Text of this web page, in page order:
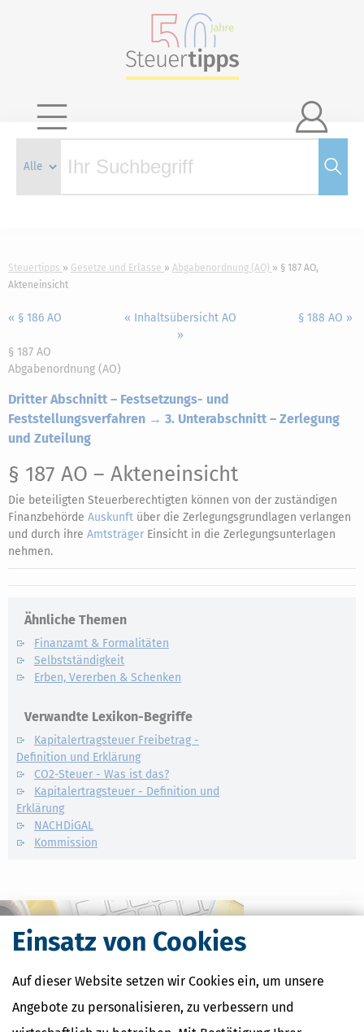
Einsatz von Cookies
Auf dieser Website setzen wir Cookies ein, um unsere
Angebote zu personalisieren, zu verbessern und

Steuertipps Gesetze und Erlasse Abgabenordnung (AO)
§ 187 AO,
Akteneinsicht
« § 186 AO
« Inhaltsübersicht AO
»
§ 188 AO »
§ 187 AO
Abgabenordnung (AO)
Dritter Abschnitt – Festsetzungs- und
Feststellungsverfahren → 3. Unterabschnitt – Zerlegung
und Zuteilung
§ 187 AO – Akteneinsicht
Die beteiligten Steuerberechtigten können von der zuständigen
Finanzbehörde Auskunft über die Zerlegungsgrundlagen verlangen
und durch ihre Amtsträger Einsicht in die Zerlegungsunterlagen
nehmen.
Ähnliche Themen
Finanzamt & Formalitäten
Selbstständigkeit
Erben, Vererben & Schenken
Verwandte Lexikon-Begriffe
Kapitalertragsteuer Freibetrag -
Definition und Erklärung
CO2-Steuer - Was ist das?
Kapitalertragsteuer - Definition und
Erklärung
NACHDiGAL
Kommission